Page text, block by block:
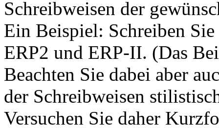
Schreibweisen der
Ein Beispiel: Schreiben
ERP2 und ERP-II. (Das
Beachten Sie dabei aber
der Schreibweisen
Versuchen Sie daher